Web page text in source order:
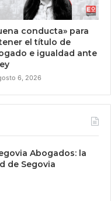
conducta» para
el título de
e igualdad ante
6, 2026
Abogados: la
de Segovia